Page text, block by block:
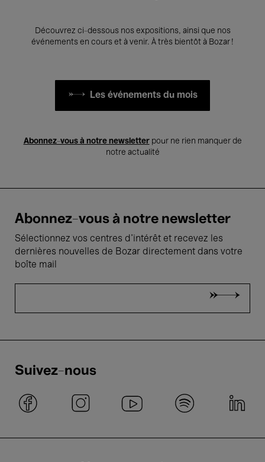
Découvrez ci-dessous nos expositions, ainsi que nos
événements en cours et à venir. À très bientôt à Bozar !
Les événements du mois
Abonnez-vous à notre newsletterpour ne rien manquer de
notre actualité
Abonnez-vous à notre newsletter
Sélectionnez vos centres d'intérêt et recevez les
dernières nouvelles de Bozar directement dans votre
boîte mail
Suivez-nous